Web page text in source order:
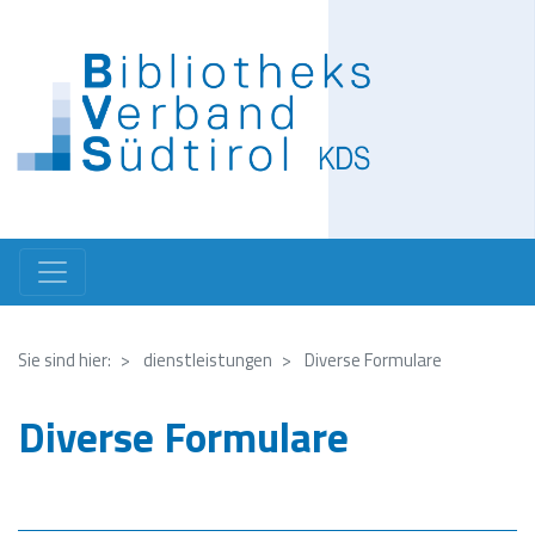
Inhalt
Sie sind hier: dienstleistungen Diverse Formulare
Diverse Formulare